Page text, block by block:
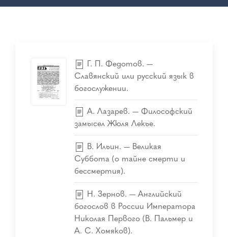
Г. П. Федотов. —
Славянский или русский язык в
богослужении.
А. Лазарев. — Философский
замысел Жюля Лекье.
В. Ильин. — Великая
Суббота (о тайне смерти и
бессмертия).
Н. Зернов. — Английский
богослов в России Императора
Николая Первого (В. Пальмер и
А. С. Хомяков).